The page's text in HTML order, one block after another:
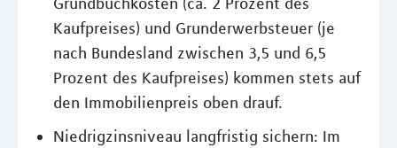
Kaufpreises) und Grunderwerbsteuer (je
nach Bundesland zwischen 3,5 und 6,5
Prozent des Kaufpreises) kommen stets auf
den Immobilienpreis oben drauf.
Niedrigzinsniveau langfristig sichern: Im